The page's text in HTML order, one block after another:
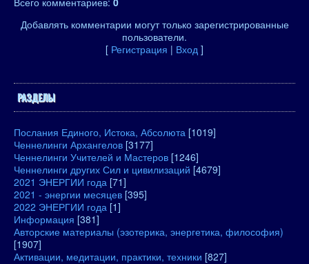
Добавлять комментарии могут только зарегистрированные
пользователи.
[ Регистрация | Вход ]
РАЗДЕЛЫ
Послания Единого, Истока, Абсолюта [1019]
Ченнелинги Архангелов [3177]
Ченнелинги Учителей и Мастеров [1246]
Ченнелинги других Сил и цивилизаций [4679]
2021 ЭНЕРГИИ года [71]
2021 - энергии месяцев [395]
2022 ЭНЕРГИИ года [1]
Информация [381]
Авторские материалы (эзотерика, энергетика, философия)
[1907]
Активации, медитации, практики, техники [827]